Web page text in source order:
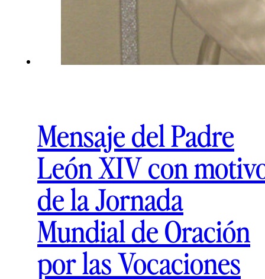
Mensaje del Padre
León XIV con
de la Jornada
Mundial de Oración
por las Vocaciones